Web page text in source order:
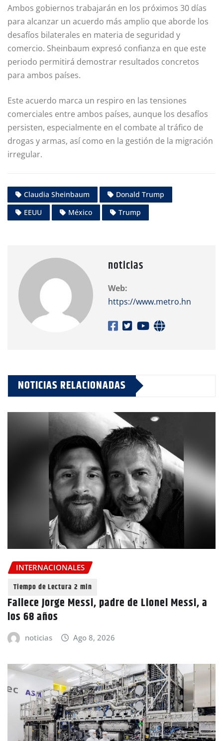
Ambos gobiernos trabajarán en los próximos 30 días
para alcanzar un acuerdo más amplio que aborde los
desafíos bilaterales en materia de seguridad y
comercio. Sheinbaum expresó confianza en que este
periodo permitirá demostrar resultados concretos
para ambos países.
Este acuerdo marca un respiro en las tensiones
comerciales entre ambos países, aunque los desafíos
persisten, especialmente en el combate al tráfico de
drogas y armas, así como en la gestión de la migración
irregular.
Claudia Sheinbaum
Donald Trump
EEUU
México Trump
noticias
Web:
https://www.metro.hn
NOTICIAS RELACIONADAS
INTERNACIONALES
Fallece Jorge Messi, padre de Lionel Messi, a
los 68 años
noticias Ago 8, 2026